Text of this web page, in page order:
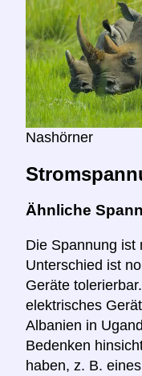
Nashörner
Ähnliche
Die Spannung ist
Unterschied ist
Geräte
elektrisches
Albanien in
Bedenken
haben, z. B.